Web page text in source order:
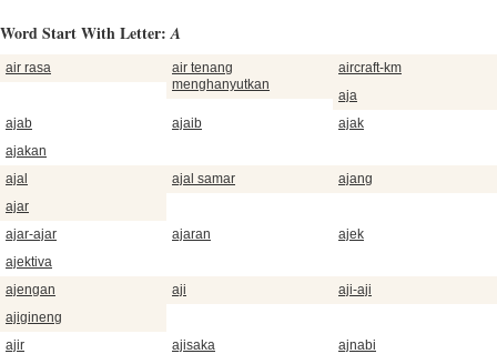
Word Start With Letter:A
air rasa
air tenang
menghanyutkan
aircraft-km
aja
ajab
ajaib
ajak
ajakan
ajal
ajal samar
ajang
ajar
ajar-ajar
ajaran
ajek
ajektiva
ajengan
aji
aji-aji
ajigineng
ajir
ajisaka
ajnabi